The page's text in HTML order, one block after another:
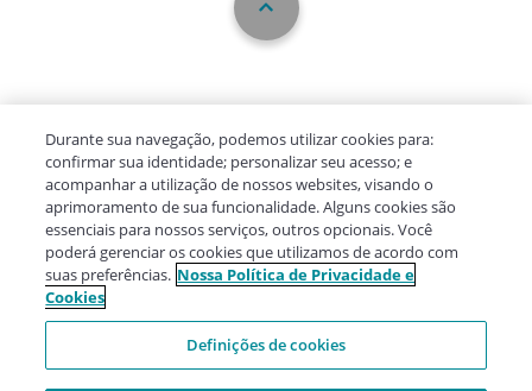
Durante sua navegação, podemos utilizar cookies para:
confirmar sua identidade; personalizar seu acesso; e
acompanhar a utilização de nossos websites, visando o
aprimoramento de sua funcionalidade. Alguns cookies são
essenciais para nossos serviços, outros opcionais. Você
poderá gerenciar os cookies que utilizamos de acordo com
suas preferências. Nossa Política de Privacidade e
Cookies
Definições de cookies